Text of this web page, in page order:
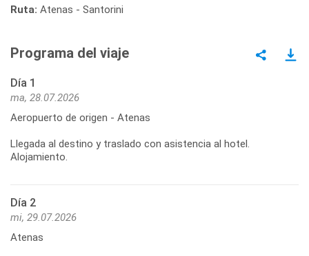
Ruta: Atenas - Santorini
Programa del viaje
Día 1
ma, 28.07.2026
Aeropuerto de origen - Atenas
Llegada al destino y traslado con asistencia al hotel.
Alojamiento.
Día 2
mi, 29.07.2026
Atenas